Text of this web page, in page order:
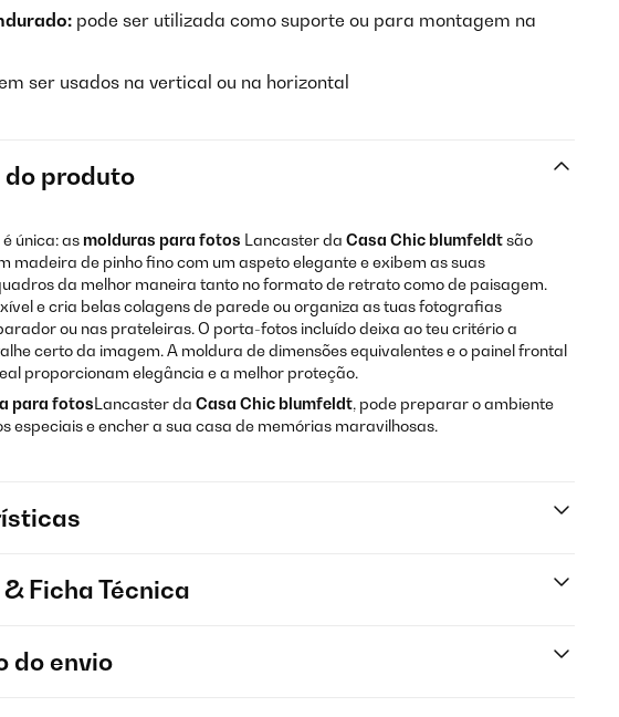
pode ser utilizada como suporte ou para montagem na
ser usados na vertical ou na horizontal
do produto
única: as molduras para fotos Lancaster da Casa Chic blumfeldtsão
madeira de pinho fino com um aspeto elegante e exibem as suas
da melhor maneira tanto no formato de retrato como de paisagem.
e cria belas colagens de parede ou organiza as tuas fotografias
ou nas prateleiras. O porta-fotos incluído deixa ao teu critério a
certo da imagem. A moldura de dimensões equivalentes e o painel frontal
proporcionam elegância e a melhor proteção.
para fotosLancaster da Casa Chic blumfeldt, pode preparar o ambiente
especiais e encher a sua casa de memórias maravilhosas.
Ficha Técnica
do envio